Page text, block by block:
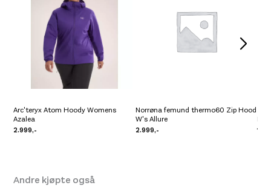
Arc'teryx Atom Hoody Womens
Azalea
2.999,-
Norrøna femund thermo60 Zip Hood
W's Allure
2.999,-
Pre
Andre kjøpte også